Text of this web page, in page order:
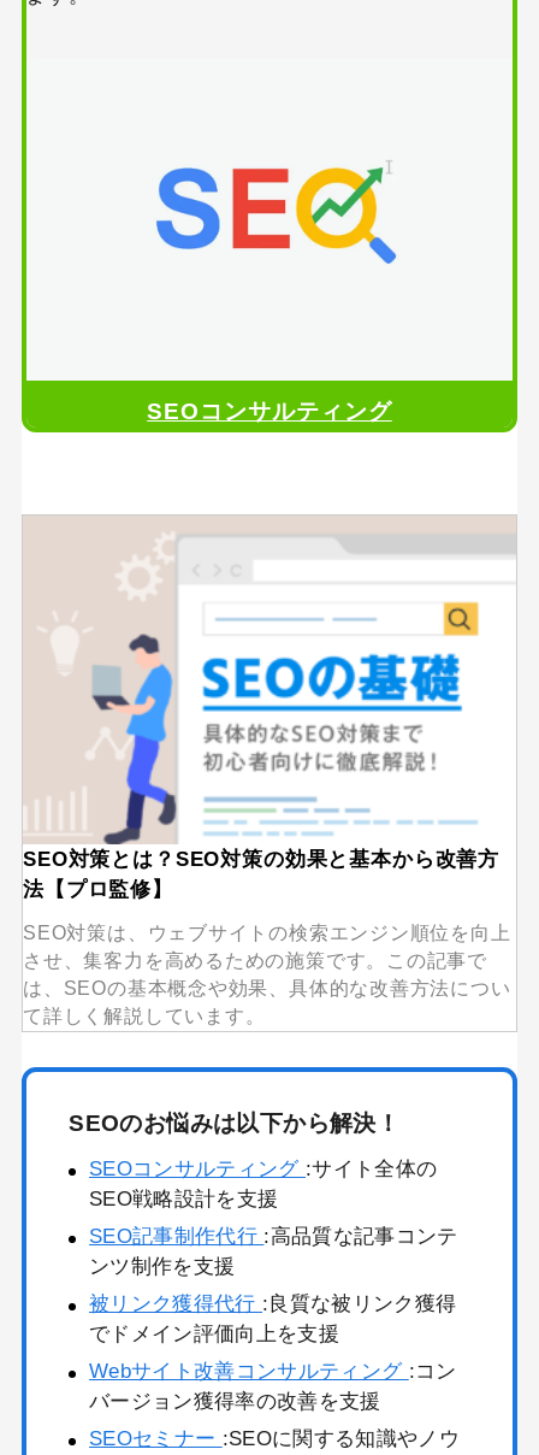
SEOコンサルティング
SEO対策とは？SEO対策の効果と基本から改善方
法【プロ監修】
SEO対策は、ウェブサイトの検索エンジン順位を向上
させ、集客力を高めるための施策です。この記事で
は、SEOの基本概念や効果、具体的な改善方法につい
て詳しく解説しています。
SEOのお悩みは以下から解決！
SEOコンサルティング :サイト全体の
SEO戦略設計を支援
SEO記事制作代行 :高品質な記事コンテ
ンツ制作を支援
被リンク獲得代行 :良質な被リンク獲得
でドメイン評価向上を支援
Webサイト改善コンサルティング :コン
バージョン獲得率の改善を支援
SEOセミナー :SEOに関する知識やノウ